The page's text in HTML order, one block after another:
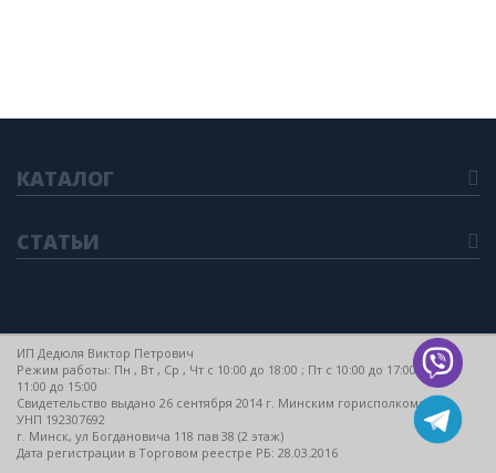
КАТАЛОГ
СТАТЬИ
ИП Дедюля Виктор Петрович
Режим работы: Пн , Вт , Ср , Чт c 10:00 до 18:00 ; Пт c 10:00 до 17:00 ; Сб c
11:00 до 15:00
Свидетельство выдано 26 сентября 2014 г. Минским горисполкомом
УНП 192307692
г. Минск, ул Богдановича 118 пав 38 (2 этаж)
Дата регистрации в Торговом реестре РБ: 28.03.2016